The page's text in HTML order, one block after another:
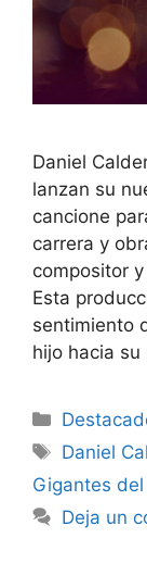
Daniel
lanzan su
cancione
carrera y
compositor
Esta
sentimiento
hijo hacia
Daniel
Gigantes
Deja un